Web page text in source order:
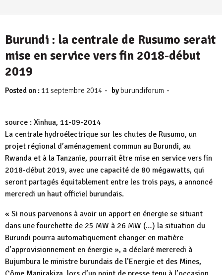
Burundi : la centrale de Rusumo serait
mise en service vers fin 2018-début
2019
Posted on : 11 septembre 2014 - by burundiforum -
source : Xinhua, 11-09-2014
La centrale hydroélectrique sur les chutes de Rusumo, un
projet régional d’aménagement commun au Burundi, au
Rwanda et à la Tanzanie, pourrait être mise en service vers fin
2018-début 2019, avec une capacité de 80 mégawatts, qui
seront partagés équitablement entre les trois pays, a annoncé
mercredi un haut officiel burundais.
« Si nous parvenons à avoir un apport en énergie se situant
dans une fourchette de 25 MW à 26 MW (…) la situation du
Burundi pourra automatiquement changer en matière
d’approvisionnement en énergie », a déclaré mercredi à
Bujumbura le ministre burundais de l’Energie et des Mines,